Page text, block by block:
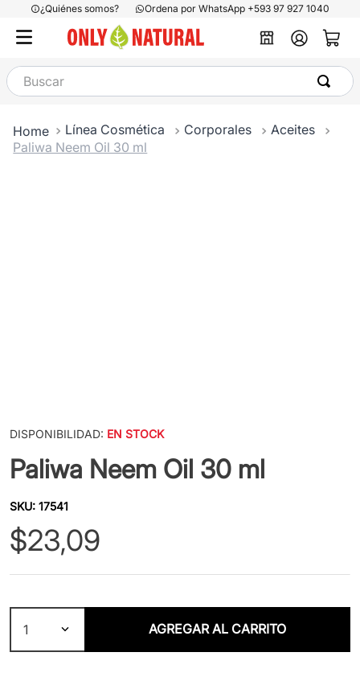
¿Quiénes somos? Ordena por WhatsApp +593 97 927 1040
Buscar
Línea Cosmética Corporales
Aceites
Paliwa Neem Oil 30 ml
DISPONIBILIDAD: EN STOCK
Paliwa Neem Oil 30 ml
SKU:17541
$23,09
1 AGREGAR AL CARRITO